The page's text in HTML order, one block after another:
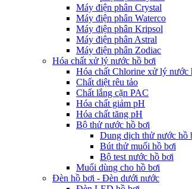
Máy điện phân Crystal
Máy điện phân Waterco
Máy điện phân Kripsol
Máy điện phân Astral
Máy điện phân Zodiac
Hóa chất xử lý nước hồ bơi
Hóa chất Chlorine xử lý nước
Chất diệt rêu tảo
Chất lắng cặn PAC
Hóa chất giảm pH
Hóa chất tăng pH
Bộ thử nước hồ bơi
Dung dịch thử nước hồ
Bút thử muối hồ bơi
Bộ test nước hồ bơi
Muối dùng cho hồ bơi
Đèn hồ bơi - Đèn dưới nước